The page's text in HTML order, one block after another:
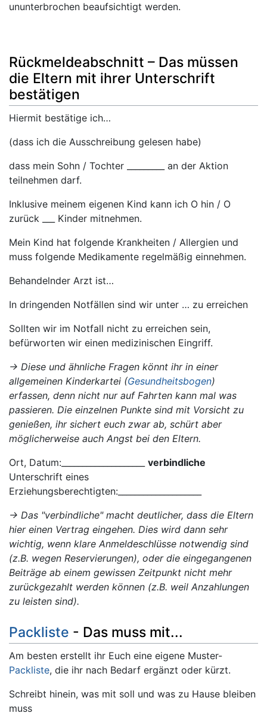
ununterbrochen beaufsichtigt werden.
Rückmeldeabschnitt – Das müssen
die Eltern mit ihrer Unterschrift
bestätigen
Hiermit bestätige ich…
(dass ich die Ausschreibung gelesen habe)
dass mein Sohn / Tochter _________ an der Aktion
teilnehmen darf.
Inklusive meinem eigenen Kind kann ich O hin / O
zurück ___ Kinder mitnehmen.
Mein Kind hat folgende Krankheiten / Allergien und
muss folgende Medikamente regelmäßig einnehmen.
Behandelnder Arzt ist…
In dringenden Notfällen sind wir unter … zu erreichen
Sollten wir im Notfall nicht zu erreichen sein,
befürworten wir einen medizinischen Eingriff.
-> Diese und ähnliche Fragen könnt ihr in einer
allgemeinen Kinderkartei (Gesundheitsbogen)
erfassen, denn nicht nur auf Fahrten kann mal was
passieren. Die einzelnen Punkte sind mit Vorsicht zu
genießen, ihr sichert euch zwar ab, schürt aber
möglicherweise auch Angst bei den Eltern.
Ort, Datum:____________________ verbindliche
Unterschrift eines
Erziehungsberechtigten:____________________
-> Das "verbindliche" macht deutlicher, dass die Eltern
hier einen Vertrag eingehen. Dies wird dann sehr
wichtig, wenn klare Anmeldeschlüsse notwendig sind
(z.B. wegen Reservierungen), oder die eingegangenen
Beiträge ab einem gewissen Zeitpunkt nicht mehr
zurückgezahlt werden können (z.B. weil Anzahlungen
zu leisten sind).
Packliste - Das muss mit...
Am besten erstellt ihr Euch eine eigene Muster-
Packliste, die ihr nach Bedarf ergänzt oder kürzt.
Schreibt hinein, was mit soll und was zu Hause bleiben
muss